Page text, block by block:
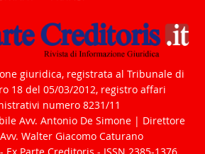
giuridica, registrata al Tribunale di
18 del 05/03/2012, registro affari
numero 8231/11
Avv. Antonio De Simone | Direttore
Walter Giacomo Caturano